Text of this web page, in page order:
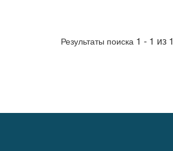
Результаты поиска 1 - 1 из 1